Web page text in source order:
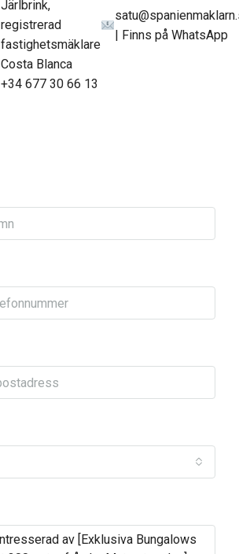
Järlbrink,
registrerad
fastighetsmäklare
Costa Blanca
| Finns på WhatsApp
+34 677 30 66 13